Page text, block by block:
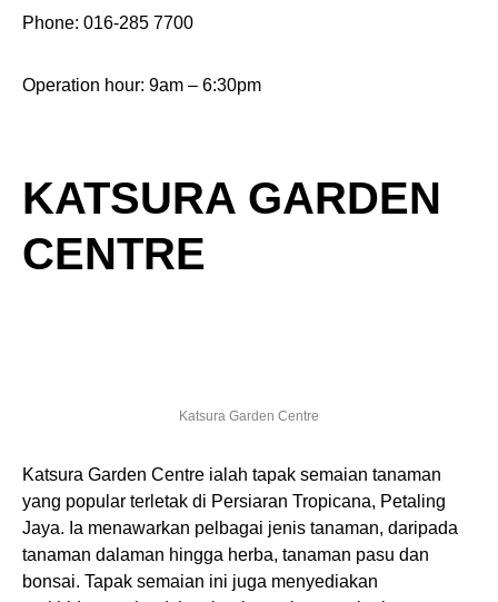
Phone: 016-285 7700
Operation hour: 9am – 6:30pm
KATSURA GARDEN
CENTRE
Katsura Garden Centre
Katsura Garden Centre ialah tapak semaian tanaman
yang popular terletak di Persiaran Tropicana, Petaling
Jaya. Ia menawarkan pelbagai jenis tanaman, daripada
tanaman dalaman hingga herba, tanaman pasu dan
bonsai. Tapak semaian ini juga menyediakan